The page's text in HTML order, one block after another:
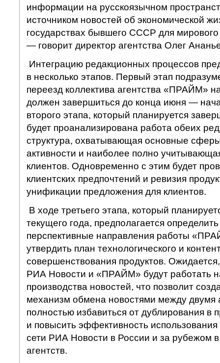
информации на русскоязычном
источником новостей об экономической
государствах бывшего СССР для
— говорит директор агентства Олег
Интеграцию редакционных процессов
в несколько этапов. Первый этап
переезд коллектива агентства «ПРАЙМ»
должен завершиться до конца июня —
второго этапа, который планируется
будет проанализирована работа обеих
структура, охватывающая основные
активности и наиболее полно
клиентов. Одновременно с этим будет
клиентских предпочтений и ревизия
унификации предложения для клиентов.
В ходе третьего этапа, который
текущего года, предполагается
перспективные направления работы
утвердить план технологического и
совершенствования продуктов.
РИА Новости и «ПРАЙМ» будут работать
производства новостей, что позволит
механизм обмена новостями между двумя
полностью избавиться от дублирования в
и повысить эффективность использования
сети РИА Новости в России и за рубежом в
агентств.